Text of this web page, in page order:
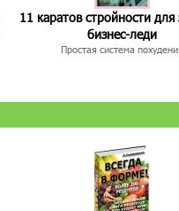
11 каратов стройности для
бизнес-леди
Простая система